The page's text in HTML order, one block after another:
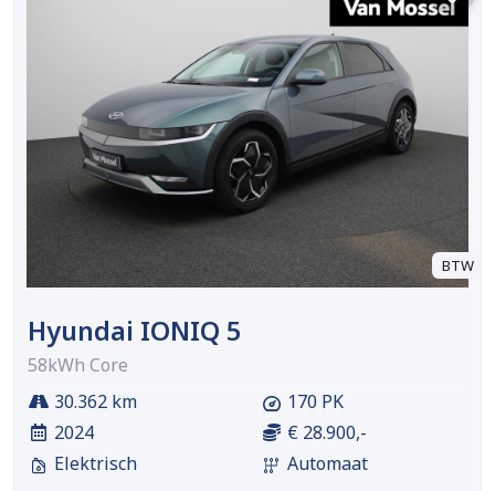
BTW
Hyundai IONIQ 5
58kWh Core
30.362 km
2024
Elektrisch
170 PK
€ 28.900,-
Automaat